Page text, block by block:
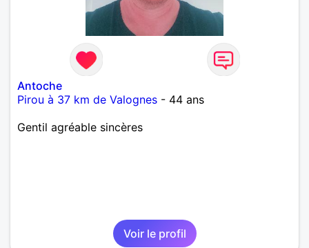
Antoche
Pirou à 37 km de Valognes - 44 ans
Gentil agréable sincères
Voir le profil